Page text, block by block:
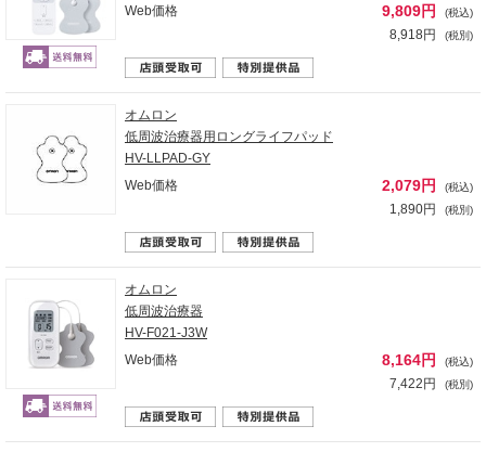
Web価格
9,809円 (税込)
8,918円 (税別)
オムロン
低周波治療器用ロングライフパッド
HV-LLPAD-GY
Web価格
2,079円 (税込)
1,890円 (税別)
オムロン
低周波治療器
HV-F021-J3W
Web価格
8,164円 (税込)
7,422円 (税別)